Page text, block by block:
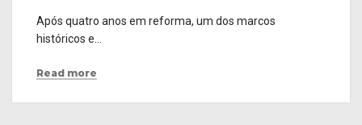
Após quatro anos em reforma, um dos marcos
históricos e...
Read more